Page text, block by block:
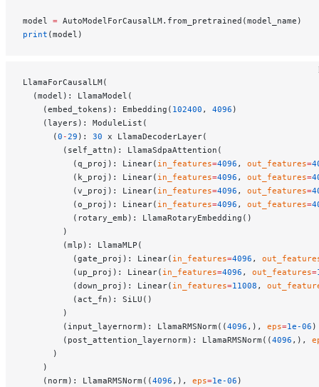
model = AutoModelForCausalLM.from_pretrained(model_name)
print (model)
LlamaForCausalLM(
  (model): LlamaModel(
    (embed_tokens): Embedding(
102400 , 4096 )
    (layers): ModuleList(
      (
0 -29 ): 30 x LlamaDecoderLayer(
        (self_attn): LlamaSdpaAttention(
          (q_proj): Linear(
in_features=4096 , out_features=
          (k_proj): Linear(
in_features=4096 , out_features=
          (v_proj): Linear(
in_features=4096 , out_features=
          (o_proj): Linear(
in_features=4096 , out_features=
          (rotary_emb): LlamaRotaryEmbedding()
        )
        (mlp): LlamaMLP(
          (gate_proj): Linear(
in_features=4096 ,
          (up_proj): Linear(
in_features=4096 , out_features=
          (down_proj): Linear(
in_features=11008 ,
          (act_fn): SiLU()
        )
        (input_layernorm): LlamaRMSNorm((
4096 ,), eps=1e-06 )
        (post_attention_layernorm): LlamaRMSNorm((
4096 ,),
      )
    )
    (norm): LlamaRMSNorm((
4096 ,), eps=1e-06 )